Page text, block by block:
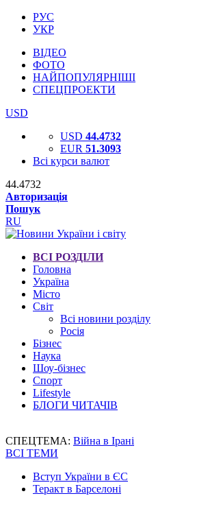
РУС
УКР
ВІДЕО
ФОТО
НАЙПОПУЛЯРНІШІ
СПЕЦПРОЕКТИ
USD
USD 44.4732
EUR 51.3093
Всі курси валют
44.4732
Авторизація
Пошук
RU
ВСІ РОЗДІЛИ
Головна
Україна
Місто
Світ
Всі новини розділу
Росія
Бізнес
Наука
Шоу-бізнес
Спорт
Lifestyle
БЛОГИ ЧИТАЧІВ
СПЕЦТЕМА: Війна в Ірані
ВСІ ТЕМИ
Вступ України в ЄС
Теракт в Барселоні